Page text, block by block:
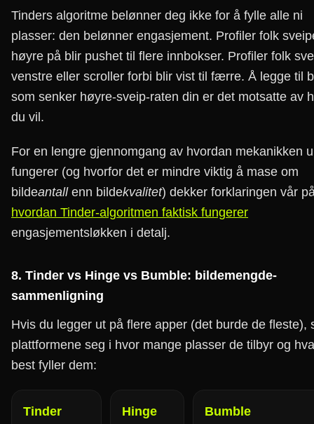
Tinders algoritme belønner deg ikke for å fylle alle ni
plasser: den belønner engasjement. Profiler folk
høyre på blir pushet til flere innbokser. Profiler folk
venstre eller scroller forbi blir vist til færre. Å legge til
som senker høyre-sveip-raten din er det motsatte av
du vil.
For en lengre gjennomgang av hvordan mekanikken
fungerer (og hvorfor det er mindre viktig å mase om
bildeantallenn bildekvalitet) dekker forklaringen vår
hvordan Tinder-algoritmen faktisk fungerer
engasjementsløkken i detalj.
8. Tinder vs Hinge vs Bumble: bildemengde-
sammenligning
Hvis du legger ut på flere apper (det burde de fleste),
plattformene seg i hvor mange plasser de tilbyr og
best fyller dem:
Tinder
Hinge
Bumble